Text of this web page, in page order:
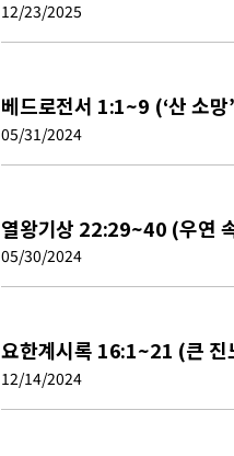
12/23/2025
베드로전서 1:1~9 (‘산 소망
05/31/2024
열왕기상 22:29~40 (우연
05/30/2024
요한계시록 16:1~21 (큰 진
12/14/2024